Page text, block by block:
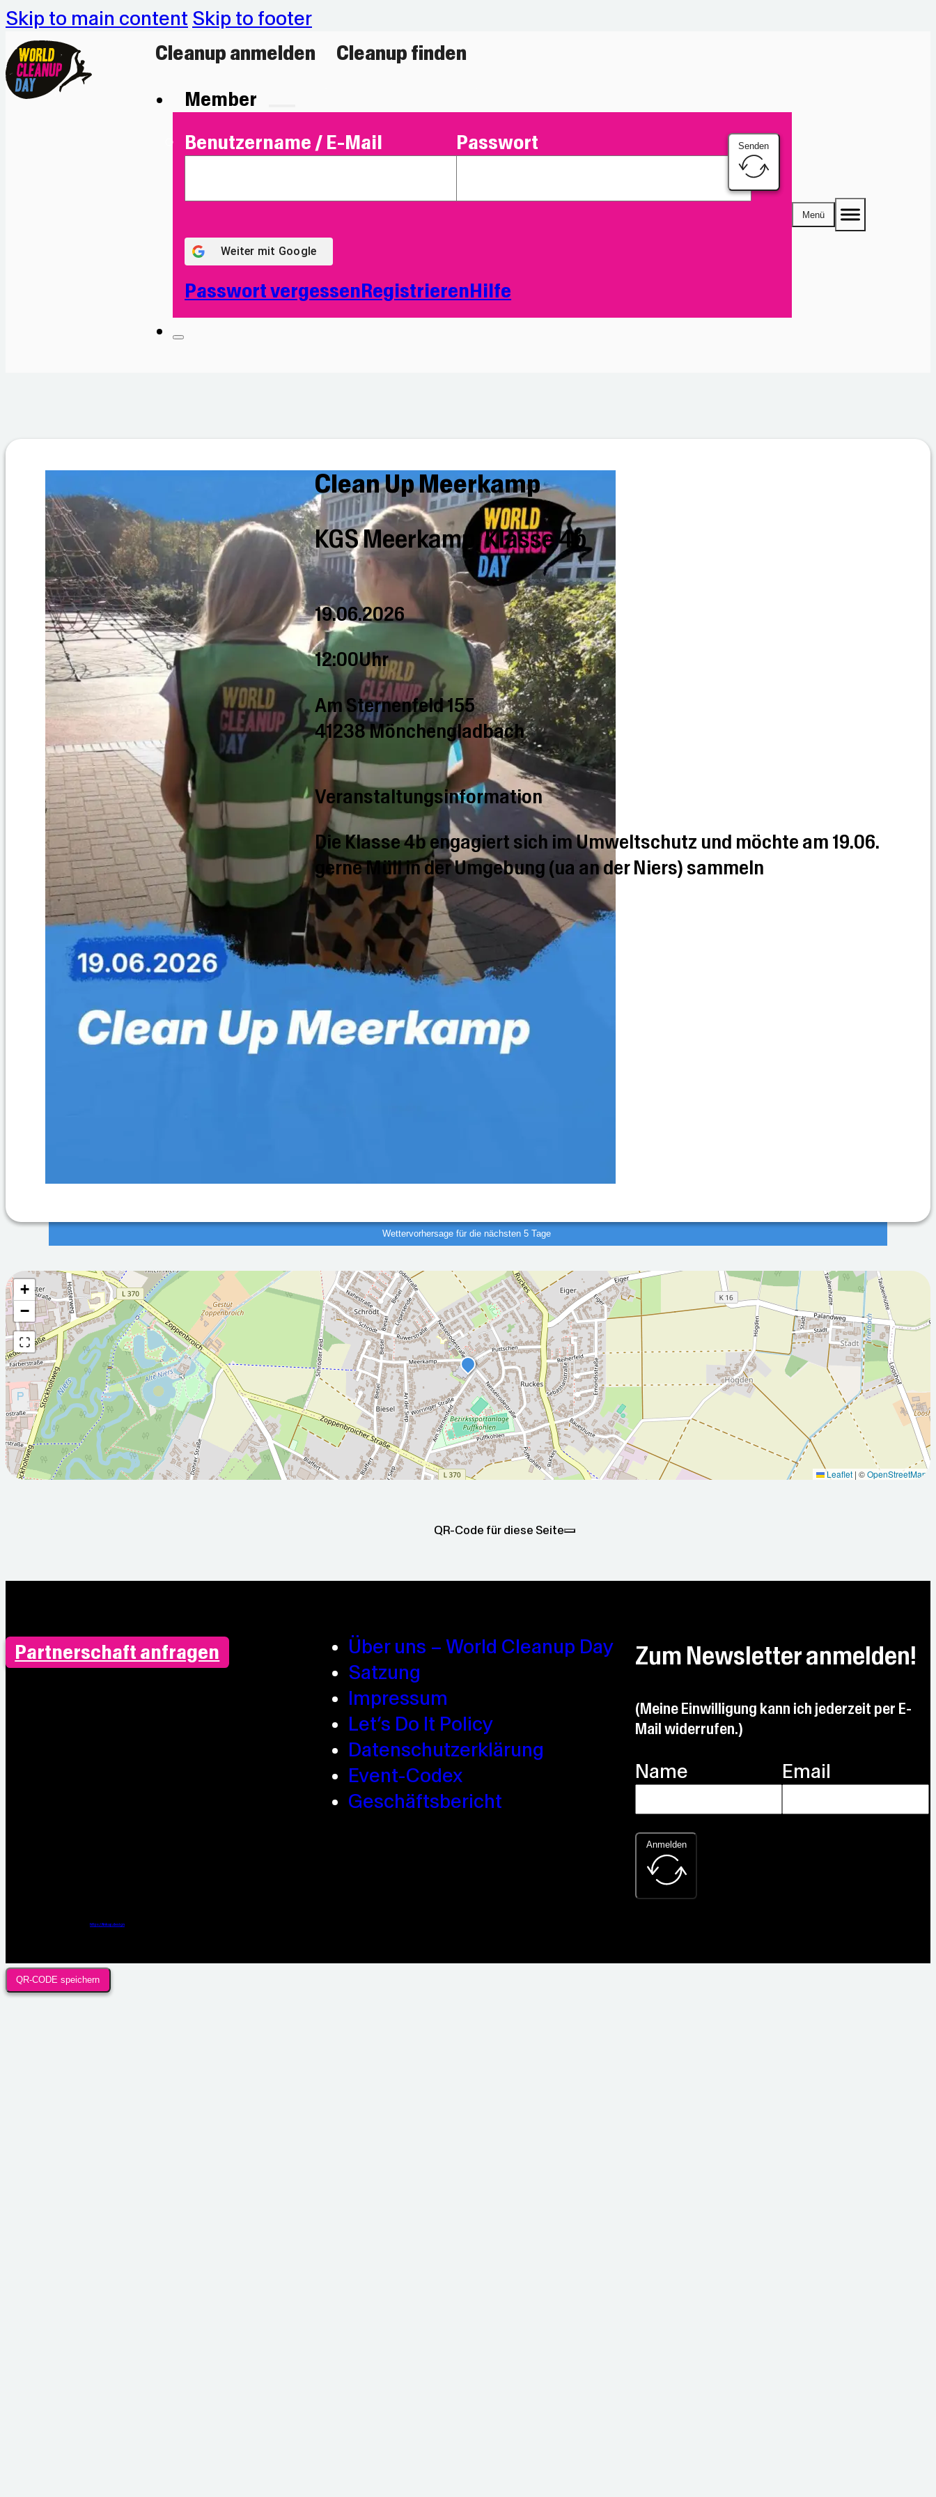
Skip to main content Skip to footer
Cleanup anmelden
Cleanup finden
Member
Benutzername / E-Mail Passwort Senden
Weiter mit Google
Passwort vergessen Registrieren Hilfe
Menü
Clean Up Meerkamp
KGS Meerkamp, Klasse 4b
19.06.2026
12:00Uhr
Am Sternenfeld 155
41238 Mönchengladbach
Veranstaltungsinformation
Die Klasse 4b engagiert sich im Umweltschutz und möchte am 19.06.
gerne Müll in der Umgebung (ua an der Niers) sammeln
Wettervorhersage für die nächsten 5 Tage
2026-08-
06T05:00:00Z
Meist bewölkt
2026-08-
07T05:00:00Z
Bewölkt
2026-08-
08T05:00:00Z
Sonnig
2026-08-
09T05:00:00Z
Teilweise sonnig
10T05:00:00Z
Teilweise sonnig
Wettervorhersage für die nächsten 5 Tage
+
−
Leaflet | ©OpenStreetMap
QR-Code für diese Seite
Partnerschaft anfragen
Über uns – World Cleanup Day
Satzung
Impressum
Let’s Do It Policy
Datenschutzerklärung
Event-Codex
Geschäftsbericht
Zum Newsletter anmelden!
(Meine Einwilligung kann ich jederzeit per E-
Mail widerrufen.)
Name Email
Anmelden
https://linkup.design
QR-CODE speichern